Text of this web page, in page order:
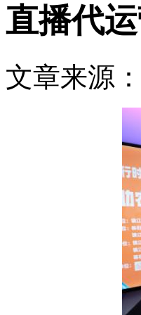
直播代
文章来源